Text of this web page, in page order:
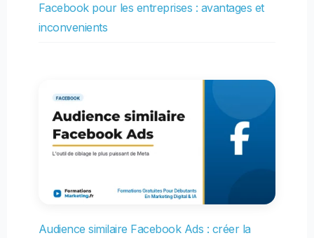
Facebook pour les entreprises : avantages et
inconvenients
Audience similaire Facebook Ads : créer la